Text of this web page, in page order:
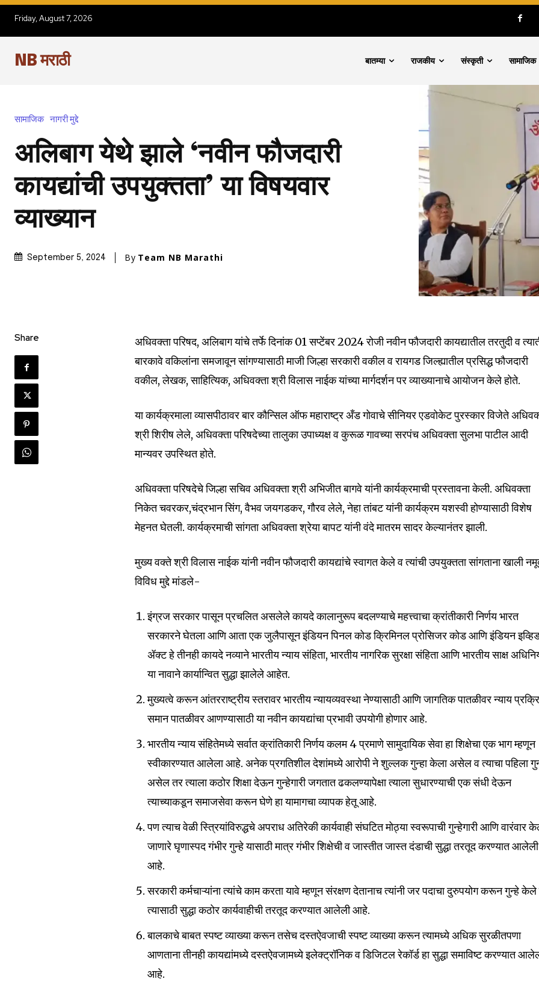
Join our community of
SUBSCRIBERS and be part
of the conversation.
To subscribe, simply enter your email address on our website or click
the subscribe button below. Don't worry, we respect your privacy and
won't spam your inbox. Your information is safe with us.
Friday, August 7, 2026
NB मराठी बातम्या राजकीय संस्कृती सामाजिक
सामाजिक नागरी मुद्दे
अलिबाग येथे झाले ‘नवीन फौजदारी
कायद्यांची उपयुक्तता’ या विषयवार
व्याख्यान
September 5, 2024 By Team NB Marathi
Share
अधिवक्ता परिषद, अलिबाग यांचे तर्फे दिनांक 01 सप्टेंबर 2024 रोजी नवीन फौजदारी कायद्यातील तरतुदी व
बारकावे वकिलांना समजावून सांगण्यासाठी माजी जिल्हा सरकारी वकील व रायगड जिल्ह्यातील प्रसिद्ध फौजदारी
वकील, लेखक, साहित्यिक, अधिवक्ता श्री विलास नाईक यांच्या मार्गदर्शन पर व्याख्यानाचे आयोजन केले होते.
या कार्यक्रमाला व्यासपीठावर बार कौन्सिल ऑफ महाराष्ट्र अँड गोवाचे सीनियर एडवोकेट पुरस्कार विजेते
श्री शिरीष लेले, अधिवक्ता परिषदेच्या तालुका उपाध्यक्ष व कुरूळ गावच्या सरपंच अधिवक्ता सुलभा पाटील आदी
मान्यवर उपस्थित होते.
अधिवक्ता परिषदेचे जिल्हा सचिव अधिवक्ता श्री अभिजीत बागवे यांनी कार्यक्रमाची प्रस्तावना केली. अधिवक्ता
निकेत चवरकर,चंद्रभान सिंग, वैभव जयगडकर, गौरव लेले, नेहा तांबट यांनी कार्यक्रम यशस्वी होण्यासाठी विशेष
मेहनत घेतली. कार्यक्रमाची सांगता अधिवक्ता श्रेया बापट यांनी वंदे मातरम सादर केल्यानंतर झाली.
मुख्य वक्ते श्री विलास नाईक यांनी नवीन फौजदारी कायद्यांचे स्वागत केले व त्यांची उपयुक्तता सांगताना खाली
विविध मुद्दे मांडले-
इंग्रज सरकार पासून प्रचलित असलेले कायदे कालानुरूप बदलण्याचे महत्त्वाचा क्रांतीकारी निर्णय भारत
सरकारने घेतला आणि आता एक जुलैपासून इंडियन पिनल कोड क्रिमिनल प्रोसिजर कोड आणि इंडियन
ॲक्ट हे तीनही कायदे नव्याने भारतीय न्याय संहिता, भारतीय नागरिक सुरक्षा संहिता आणि भारतीय साक्ष
या नावाने कार्यान्वित सुद्धा झालेले आहेत.
मुख्यत्वे करून आंतरराष्ट्रीय स्तरावर भारतीय न्यायव्यवस्था नेण्यासाठी आणि जागतिक पातळीवर न्याय
समान पातळीवर आणण्यासाठी या नवीन कायद्यांचा प्रभावी उपयोगी होणार आहे.
भारतीय न्याय संहितेमध्ये सर्वात क्रांतिकारी निर्णय कलम 4 प्रमाणे सामुदायिक सेवा हा शिक्षेचा एक भाग म्हणून
स्वीकारण्यात आलेला आहे. अनेक प्रगतिशील देशांमध्ये आरोपी ने शुल्लक गुन्हा केला असेल व त्याचा पहिला
असेल तर त्याला कठोर शिक्षा देऊन गुन्हेगारी जगतात ढकलण्यापेक्षा त्याला सुधारण्याची एक संधी देऊन
त्याच्याकडून समाजसेवा करून घेणे हा यामागचा व्यापक हेतू आहे.
पण त्याच वेळी स्त्रियांविरुद्धचे अपराध अतिरेकी कार्यवाही संघटित मोठ्या स्वरूपाची गुन्हेगारी आणि वारंवार
जाणारे घृणास्पद गंभीर गुन्हे यासाठी मात्र गंभीर शिक्षेची व जास्तीत जास्त दंडाची सुद्धा तरतूद करण्यात आलेली
आहे.
सरकारी कर्मचाऱ्यांना त्यांचे काम करता यावे म्हणून संरक्षण देतानाच त्यांनी जर पदाचा दुरुपयोग करून गुन्हे
त्यासाठी सुद्धा कठोर कार्यवाहीची तरतूद करण्यात आलेली आहे.
बालकाचे बाबत स्पष्ट व्याख्या करून तसेच दस्तऐवजाची स्पष्ट व्याख्या करून त्यामध्ये अधिक सुरळीतपणा
आणताना तीनही कायद्यांमध्ये दस्तऐवजामध्ये इलेक्ट्रॉनिक व डिजिटल रेकॉर्ड हा सुद्धा समाविष्ट करण्यात
आहे.